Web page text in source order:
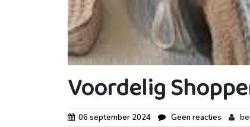
Voordelig
06 september 2024 Geen reacties